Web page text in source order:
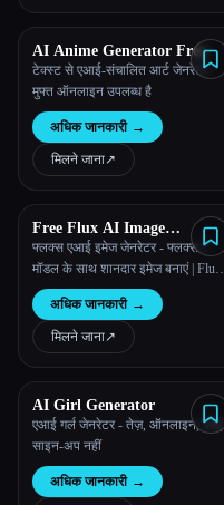
AI Anime Generator Free
टेक्स्ट से एआई-संचालित आर्ट जेनरेटर
मुफ्त ऑनलाइन उपलब्ध है
अधिक जानकारी →
मिलने जाना↗︎
Free Flux AI Image
Generator
फ्लक्स एआई इमेज जेनरेटर - फ्लक्स.1
मॉडल के साथ शानदार इमेज बनाएं | Flux
AI Studio
अधिक जानकारी →
मिलने जाना↗︎
AI Girl Generator
एआई गर्ल जेनरेटर - तेज़, ऑनलाइन, कोई
साइन-अप नहीं
अधिक जानकारी →